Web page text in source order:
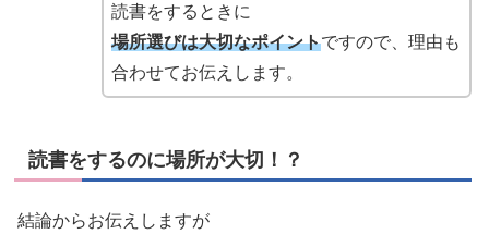
読書をするときに
場所選びは大切なポイントですので、理由も
合わせてお伝えします。
読書をするのに場所が大切！？
結論からお伝えしますが